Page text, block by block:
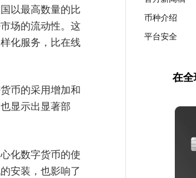
以最高数量的比
场的流动性。这
化服务，比在线
币的采用增加和
显示出显著部
化数字货币的使
安装，也影响了
币种介绍
平台安全
在